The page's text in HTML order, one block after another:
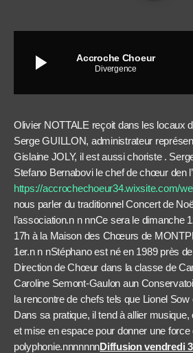
play_arrow Accroche Choeur
Divergence
Olivier NOTTALE reçoit dans les locaux
Serge GUILLON, administrateur
Gislaine JOLY, il est aussi choriste .
Stefano Bernabovi le chef de chœur den
https://accrochechoeur34.wixsite.com/
nous parler du traditionnel Concert de
l’association.n n nnCe sera le dimanche
17h à la Maison des Chœurs de
1er.n n nStéphano est né en 1989 près
Direction de Chœur dans la classe de
Caroline Semont-Gaulon aun
la rencontre de chefs tels que Lionel
Dans sa pratique, il tend à allier
et mise en espace pour donner une
polyphonie.nnnnnnnDiffusion vendredi